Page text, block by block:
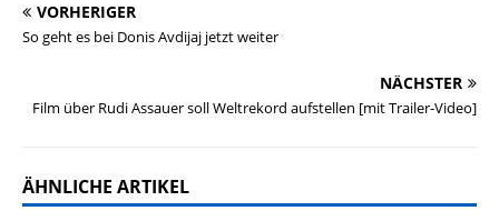
VORHERIGER
So geht es bei Donis Avdijaj jetzt weiter
NÄCHSTER
Film über Rudi Assauer soll Weltrekord aufstellen [mit Trailer-Video]
ÄHNLICHE ARTIKEL